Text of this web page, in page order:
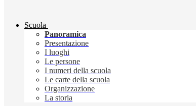
Scuola
Panoramica
Presentazione
I luoghi
Le persone
I numeri della scuola
Le carte della scuola
Organizzazione
La storia